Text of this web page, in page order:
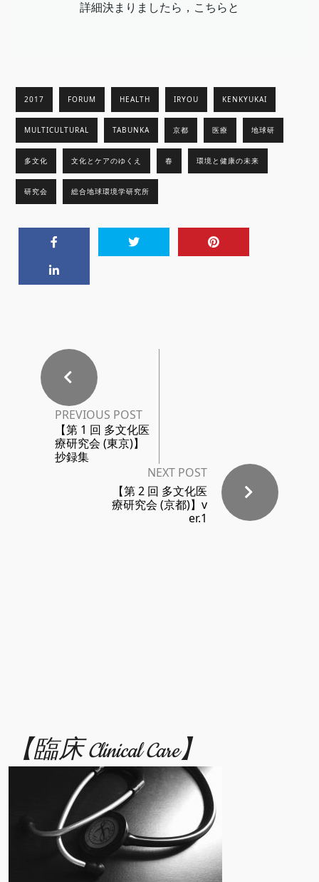
詳細決まりましたら，こちらと
2017 FORUM HEALTH IRYOU KENKYUKAI
MULTICULTURAL TABUNKA 京都 医療 地球研
多文化 文化とケアのゆくえ 春 環境と健康の未来
研究会 総合地球環境学研究所
PREVIOUS POST
【第 1 回 多文化医
療研究会 (東京)】
抄録集
NEXT POST
【第 2 回 多文化医
療研究会 (京都)】v
er.1
【臨床 Clinical Care】